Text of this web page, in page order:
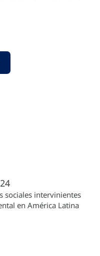
sociales intervinientes
en América Latina